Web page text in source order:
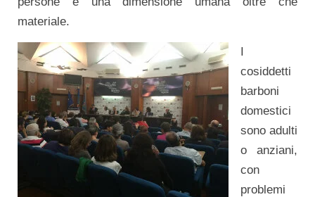
materiale.
I
cosiddetti
barboni
domestici
sono adulti
o anziani,
con
problemi